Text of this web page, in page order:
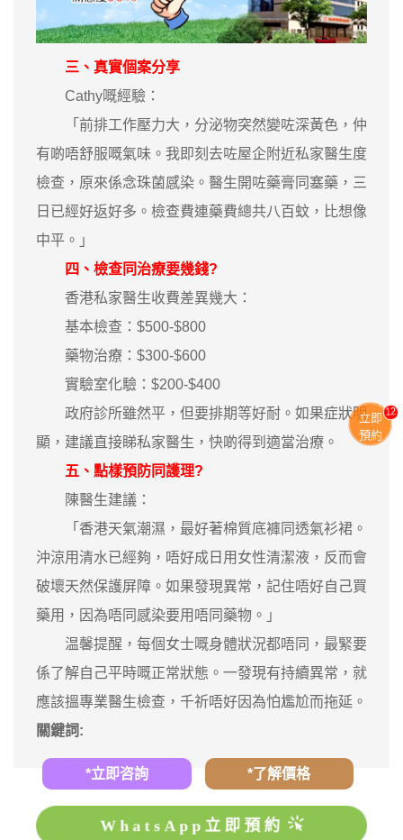
三、真實個案分享
Cathy嘅經驗：
「前排工作壓力大，分泌物突然變咗深黃色，仲
有啲唔舒服嘅氣味。我即刻去咗屋企附近私家醫生度
檢查，原來係念珠菌感染。醫生開咗藥膏同塞藥，三
日已經好返好多。檢查費連藥費總共八百蚊，比想像
中平。」
四、檢查同治療要幾錢?
香港私家醫生收費差異幾大：
基本檢查：$500-$800
藥物治療：$300-$600
實驗室化驗：$200-$400
政府診所雖然平，但要排期等好耐。如果症狀明
顯，建議直接睇私家醫生，快啲得到適當治療。
五、點樣預防同護理?
陳醫生建議：
「香港天氣潮濕，最好著棉質底褲同透氣衫裙。
沖涼用清水已經夠，唔好成日用女性清潔液，反而會
破壞天然保護屏障。如果發現異常，記住唔好自己買
藥用，因為唔同感染要用唔同藥物。」
温馨提醒，每個女士嘅身體狀況都唔同，最緊要
係了解自己平時嘅正常狀態。一發現有持續異常，就
應該搵專業醫生檢查，千祈唔好因為怕尷尬而拖延。
關鍵詞:
*立即咨詢 *了解價格
WhatsApp立即預約
立即
預約
13